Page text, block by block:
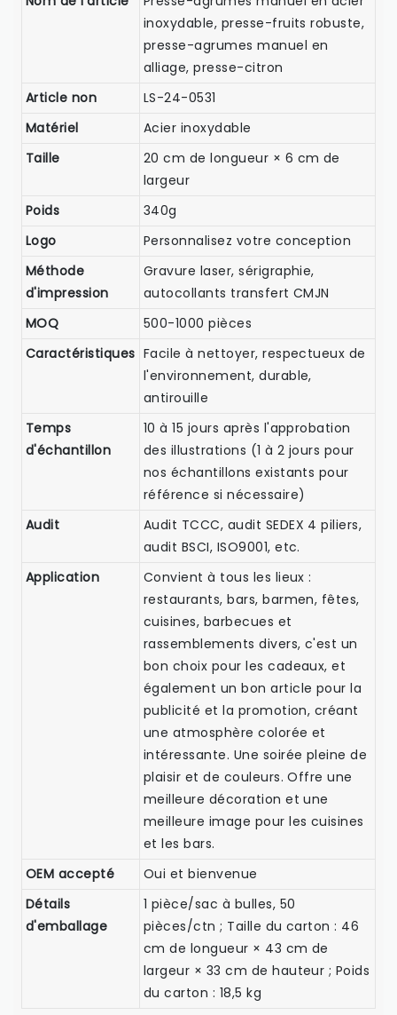
inoxydable, presse-fruits robuste,
presse-agrumes manuel en
alliage, presse-citron
Article non
LS-24-0531
Matériel
Acier inoxydable
Taille
20 cm de longueur × 6 cm de
largeur
Poids
340g
Logo
Personnalisez votre conception
Méthode
d'impression
Gravure laser, sérigraphie,
autocollants transfert CMJN
MOQ
500-1000 pièces
Caractéristiques Facile à nettoyer, respectueux de
l'environnement, durable,
antirouille
Temps
d'échantillon
10 à 15 jours après l'approbation
des illustrations (1 à 2 jours pour
nos échantillons existants pour
référence si nécessaire)
Audit
Audit TCCC, audit SEDEX 4 piliers,
audit BSCI, ISO9001, etc.
Application
Convient à tous les lieux :
restaurants, bars, barmen, fêtes,
cuisines, barbecues et
rassemblements divers, c'est un
bon choix pour les cadeaux, et
également un bon article pour la
publicité et la promotion, créant
une atmosphère colorée et
intéressante. Une soirée pleine de
plaisir et de couleurs. Offre une
meilleure décoration et une
meilleure image pour les cuisines
et les bars.
OEM accepté
Oui et bienvenue
Détails
d'emballage
1 pièce/sac à bulles, 50
pièces/ctn ; Taille du carton : 46
cm de longueur × 43 cm de
largeur × 33 cm de hauteur ; Poids
du carton : 18,5 kg